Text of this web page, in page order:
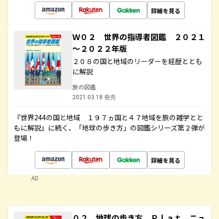
詳細を見る
Ｗ０２ 世界の指導者図鑑 ２０２１
～２０２２年版
２０８の国と地域のリーダーを経歴ととも
に解説
旅の図鑑
2021.03.18 発売
『世界244の国と地域 １９７ヵ国と４７地域を旅の雑学とと
もに解説』に続く、「地球の歩き方」の図鑑シリーズ第２弾が
登場！
詳細を見る
AD